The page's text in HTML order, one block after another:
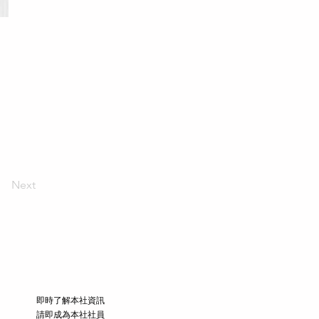
Next
請即成為本社社員
​即時了解本社資訊